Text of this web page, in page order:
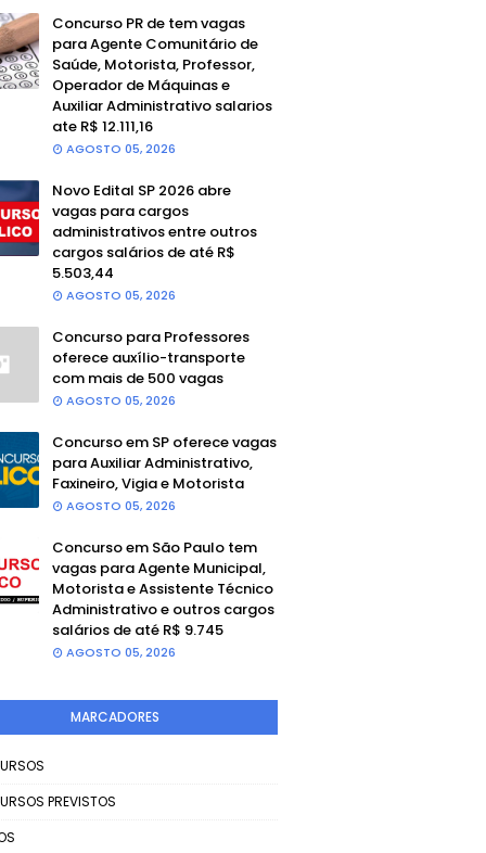
Concurso PR de tem vagas
para Agente Comunitário de
Saúde, Motorista, Professor,
Operador de Máquinas e
Auxiliar Administrativo salarios
ate R$ 12.111,16
AGOSTO 05, 2026
Novo Edital SP 2026 abre
vagas para cargos
administrativos entre outros
cargos salários de até R$
5.503,44
AGOSTO 05, 2026
Concurso para Professores
oferece auxílio-transporte
com mais de 500 vagas
AGOSTO 05, 2026
Concurso em SP oferece vagas
para Auxiliar Administrativo,
Faxineiro, Vigia e Motorista
AGOSTO 05, 2026
Concurso em São Paulo tem
vagas para Agente Municipal,
Motorista e Assistente Técnico
Administrativo e outros cargos
salários de até R$ 9.745
AGOSTO 05, 2026
MARCADORES
PREVISTOS